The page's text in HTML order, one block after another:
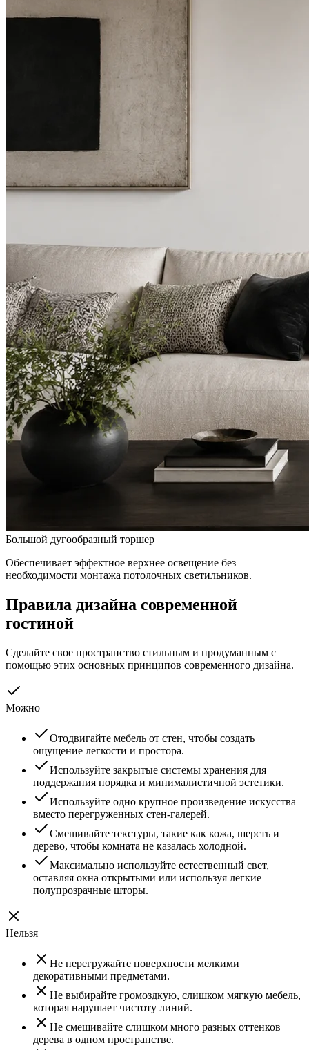
Большой дугообразный торшер
Обеспечивает эффектное верхнее освещение без
необходимости монтажа потолочных светильников.
Правила дизайна современной
гостиной
Сделайте свое пространство стильным и продуманным с
помощью этих основных принципов современного дизайна.
Можно
Отодвигайте мебель от стен, чтобы создать
ощущение легкости и простора.
Используйте закрытые системы хранения для
поддержания порядка и минималистичной эстетики.
Используйте одно крупное произведение искусства
вместо перегруженных стен-галерей.
Смешивайте текстуры, такие как кожа, шерсть и
дерево, чтобы комната не казалась холодной.
Максимально используйте естественный свет,
оставляя окна открытыми или используя легкие
полупрозрачные шторы.
Нельзя
Не перегружайте поверхности мелкими
декоративными предметами.
Не выбирайте громоздкую, слишком мягкую мебель,
которая нарушает чистоту линий.
Не смешивайте слишком много разных оттенков
дерева в одном пространстве.